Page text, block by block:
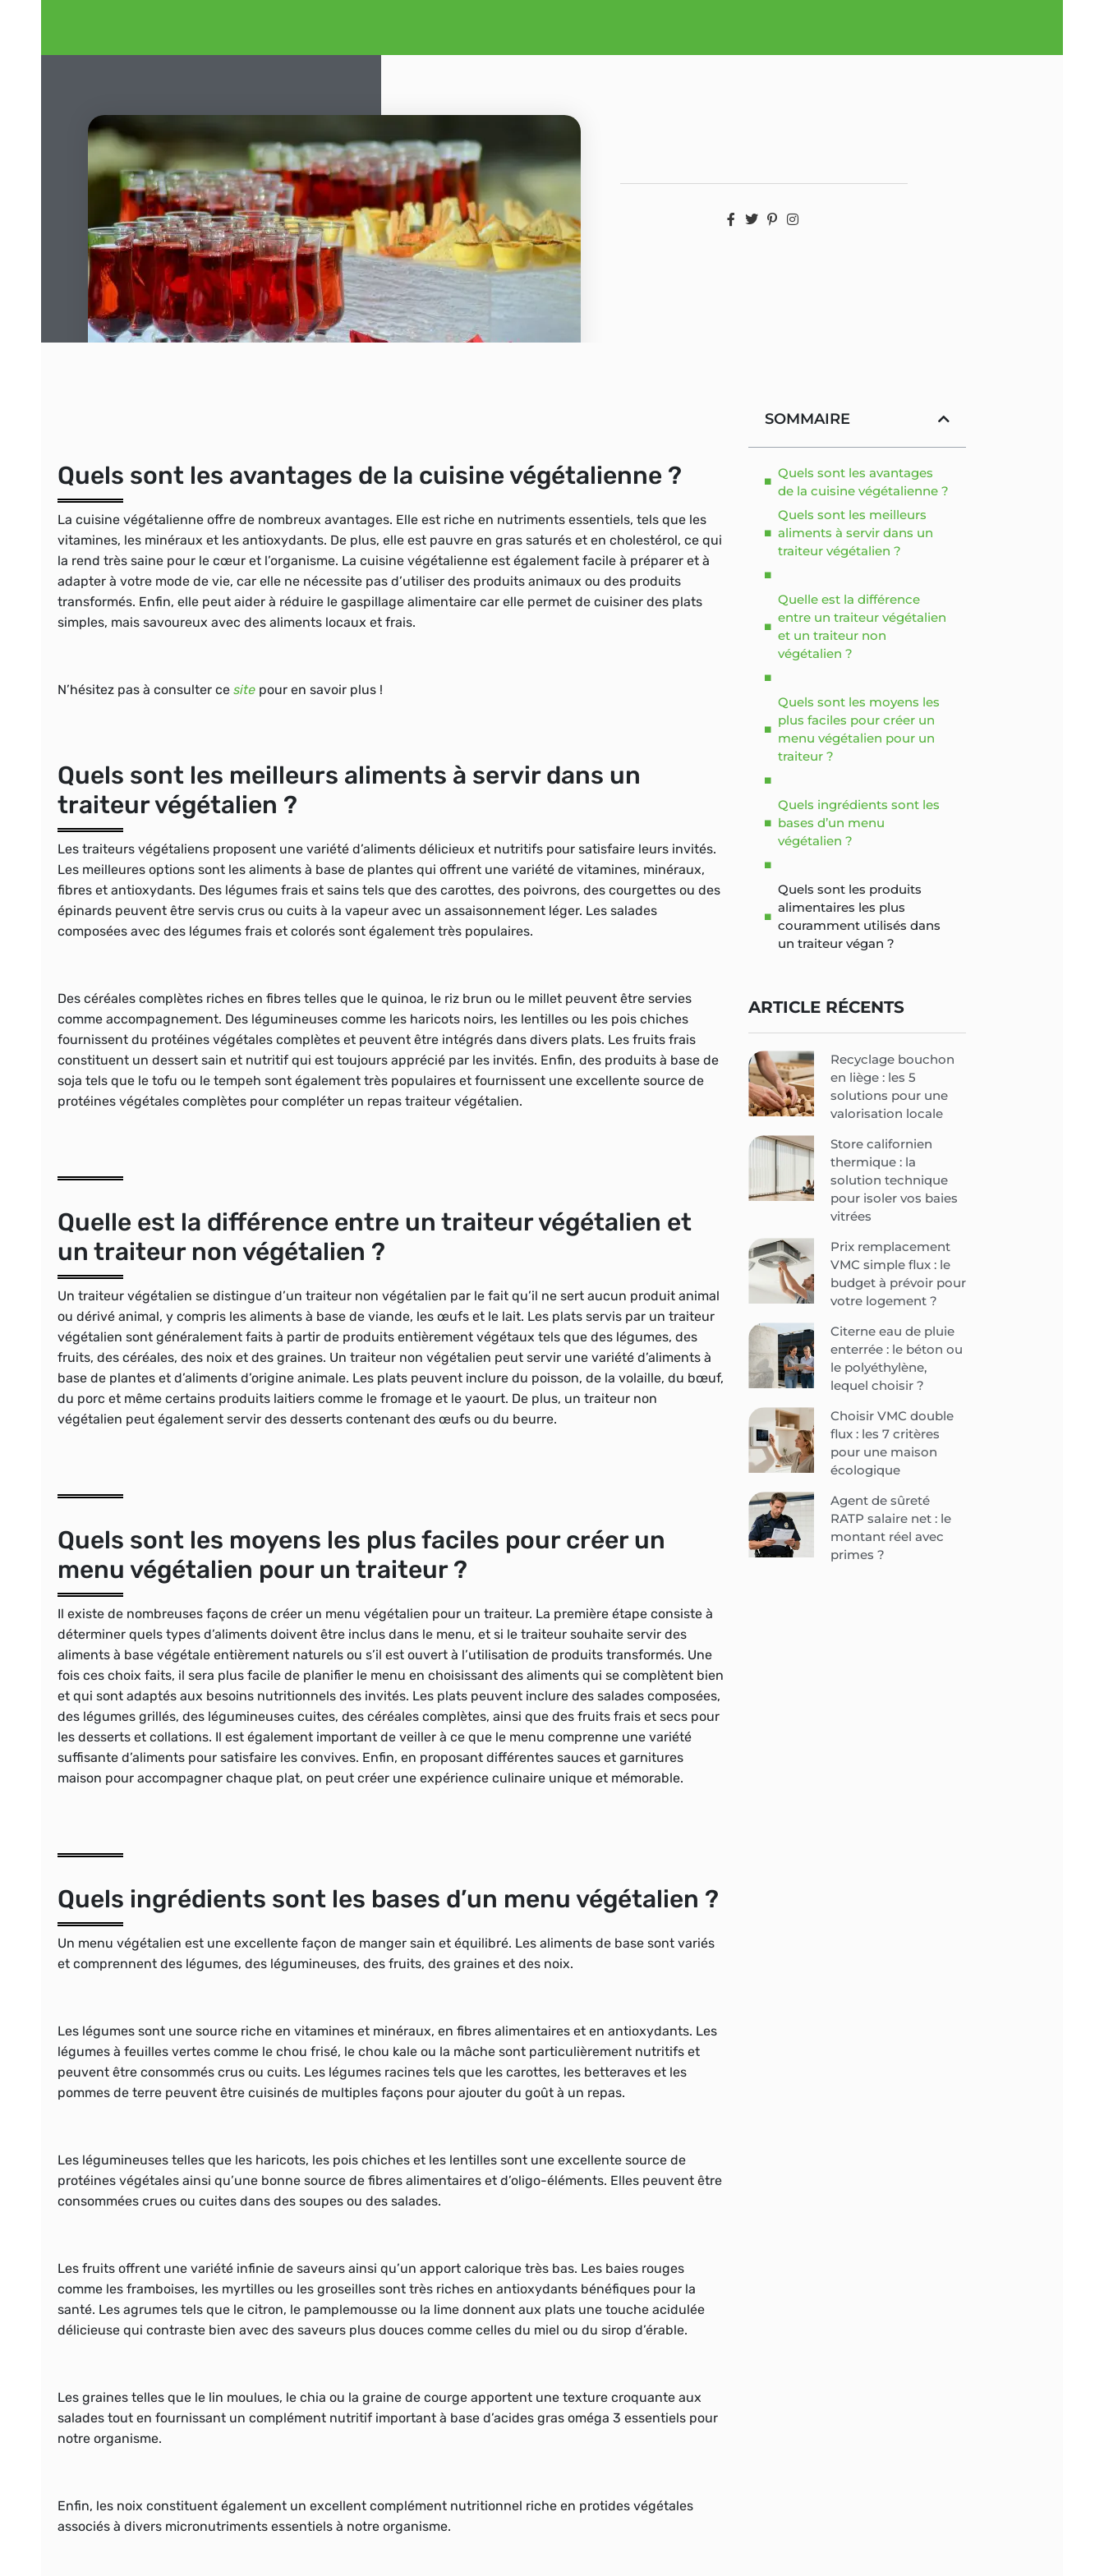
Quels sont les avantages de la cuisine végétalienne ?
La cuisine végétalienne offre de nombreux avantages. Elle est riche en nutriments essentiels, tels que les
vitamines, les minéraux et les antioxydants. De plus, elle est pauvre en gras saturés et en cholestérol, ce qui
la rend très saine pour le cœur et l’organisme. La cuisine végétalienne est également facile à préparer et à
adapter à votre mode de vie, car elle ne nécessite pas d’utiliser des produits animaux ou des produits
transformés. Enfin, elle peut aider à réduire le gaspillage alimentaire car elle permet de cuisiner des plats
simples, mais savoureux avec des aliments locaux et frais.
N’hésitez pas à consulter ce site pour en savoir plus !
Quels sont les meilleurs aliments à servir dans un
traiteur végétalien ?
Les traiteurs végétaliens proposent une variété d’aliments délicieux et nutritifs pour satisfaire leurs invités.
Les meilleures options sont les aliments à base de plantes qui offrent une variété de vitamines, minéraux,
fibres et antioxydants. Des légumes frais et sains tels que des carottes, des poivrons, des courgettes ou des
épinards peuvent être servis crus ou cuits à la vapeur avec un assaisonnement léger. Les salades
composées avec des légumes frais et colorés sont également très populaires.
Des céréales complètes riches en fibres telles que le quinoa, le riz brun ou le millet peuvent être servies
comme accompagnement. Des légumineuses comme les haricots noirs, les lentilles ou les pois chiches
fournissent du protéines végétales complètes et peuvent être intégrés dans divers plats. Les fruits frais
constituent un dessert sain et nutritif qui est toujours apprécié par les invités. Enfin, des produits à base de
soja tels que le tofu ou le tempeh sont également très populaires et fournissent une excellente source de
protéines végétales complètes pour compléter un repas traiteur végétalien.
Quelle est la différence entre un traiteur végétalien et
un traiteur non végétalien ?
Un traiteur végétalien se distingue d’un traiteur non végétalien par le fait qu’il ne sert aucun produit animal
ou dérivé animal, y compris les aliments à base de viande, les œufs et le lait. Les plats servis par un traiteur
végétalien sont généralement faits à partir de produits entièrement végétaux tels que des légumes, des
fruits, des céréales, des noix et des graines. Un traiteur non végétalien peut servir une variété d’aliments à
base de plantes et d’aliments d’origine animale. Les plats peuvent inclure du poisson, de la volaille, du bœuf,
du porc et même certains produits laitiers comme le fromage et le yaourt. De plus, un traiteur non
végétalien peut également servir des desserts contenant des œufs ou du beurre.
Quels sont les moyens les plus faciles pour créer un
menu végétalien pour un traiteur ?
Il existe de nombreuses façons de créer un menu végétalien pour un traiteur. La première étape consiste à
déterminer quels types d’aliments doivent être inclus dans le menu, et si le traiteur souhaite servir des
aliments à base végétale entièrement naturels ou s’il est ouvert à l’utilisation de produits transformés. Une
fois ces choix faits, il sera plus facile de planifier le menu en choisissant des aliments qui se complètent bien
et qui sont adaptés aux besoins nutritionnels des invités. Les plats peuvent inclure des salades composées,
des légumes grillés, des légumineuses cuites, des céréales complètes, ainsi que des fruits frais et secs pour
les desserts et collations. Il est également important de veiller à ce que le menu comprenne une variété
suffisante d’aliments pour satisfaire les convives. Enfin, en proposant différentes sauces et garnitures
maison pour accompagner chaque plat, on peut créer une expérience culinaire unique et mémorable.
Quels ingrédients sont les bases d’un menu végétalien ?
Un menu végétalien est une excellente façon de manger sain et équilibré. Les aliments de base sont variés
et comprennent des légumes, des légumineuses, des fruits, des graines et des noix.
Les légumes sont une source riche en vitamines et minéraux, en fibres alimentaires et en antioxydants. Les
légumes à feuilles vertes comme le chou frisé, le chou kale ou la mâche sont particulièrement nutritifs et
peuvent être consommés crus ou cuits. Les légumes racines tels que les carottes, les betteraves et les
pommes de terre peuvent être cuisinés de multiples façons pour ajouter du goût à un repas.
Les légumineuses telles que les haricots, les pois chiches et les lentilles sont une excellente source de
protéines végétales ainsi qu’une bonne source de fibres alimentaires et d’oligo-éléments. Elles peuvent être
consommées crues ou cuites dans des soupes ou des salades.
Les fruits offrent une variété infinie de saveurs ainsi qu’un apport calorique très bas. Les baies rouges
comme les framboises, les myrtilles ou les groseilles sont très riches en antioxydants bénéfiques pour la
santé. Les agrumes tels que le citron, le pamplemousse ou la lime donnent aux plats une touche acidulée
délicieuse qui contraste bien avec des saveurs plus douces comme celles du miel ou du sirop d’érable.
Les graines telles que le lin moulues, le chia ou la graine de courge apportent une texture croquante aux
salades tout en fournissant un complément nutritif important à base d’acides gras oméga 3 essentiels pour
notre organisme.
Enfin, les noix constituent également un excellent complément nutritionnel riche en protides végétales
associés à divers micronutriments essentiels à notre organisme.
SOMMAIRE
Quels sont les avantages
de la cuisine végétalienne ?
Quels sont les meilleurs
aliments à servir dans un
traiteur végétalien ?
Quelle est la différence
entre un traiteur végétalien
et un traiteur non
végétalien ?
Quels sont les moyens les
plus faciles pour créer un
menu végétalien pour un
traiteur ?
Quels ingrédients sont les
bases d’un menu
végétalien ?
Quels sont les produits
alimentaires les plus
couramment utilisés dans
un traiteur végan ?
ARTICLE RÉCENTS
Recyclage bouchon
en liège : les 5
solutions pour une
valorisation locale
Store californien
thermique : la
solution technique
pour isoler vos baies
vitrées
Prix remplacement
VMC simple flux : le
budget à prévoir pour
votre logement ?
Citerne eau de pluie
enterrée : le béton ou
le polyéthylène,
lequel choisir ?
Choisir VMC double
flux : les 7 critères
pour une maison
écologique
Agent de sûreté
RATP salaire net : le
montant réel avec
primes ?